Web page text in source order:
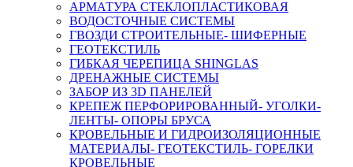
АРМАТУРА СТЕКЛОПЛАСТИКОВАЯ
ВОДОСТОЧНЫЕ СИСТЕМЫ
ГВОЗДИ СТРОИТЕЛЬНЫЕ- ШИФЕРНЫЕ
ГЕОТЕКСТИЛЬ
ГИБКАЯ ЧЕРЕПИЦА SHINGLAS
ДРЕНАЖНЫЕ СИСТЕМЫ
ЗАБОР ИЗ 3D ПАНЕЛЕЙ
КРЕПЕЖ ПЕРФОРИРОВАННЫЙ- УГОЛКИ-
ЛЕНТЫ- ОПОРЫ БРУСА
КРОВЕЛЬНЫЕ И ГИДРОИЗОЛЯЦИОННЫЕ
МАТЕРИАЛЫ- ГЕОТЕКСТИЛЬ- ГОРЕЛКИ
КРОВЕЛЬНЫЕ